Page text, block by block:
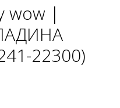
wow |
22300)